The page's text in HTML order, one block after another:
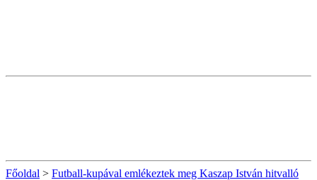
Főoldal > Futball-kupával emlékeztek meg Kaszap István hitvalló